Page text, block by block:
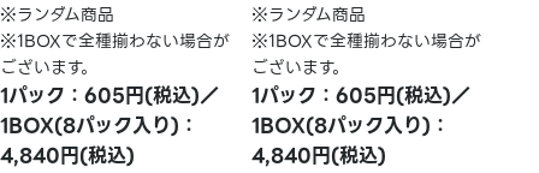
※ランダム商品
※1BOXで全種揃わない場合が
ございます。
1パック：605円(税込)／
1BOX(8パック入り)：
4,840円(税込)
※ランダム商品
※1BOXで全種揃わない場合が
ございます。
1パック：605円(税込)／
1BOX(8パック入り)：
4,840円(税込)